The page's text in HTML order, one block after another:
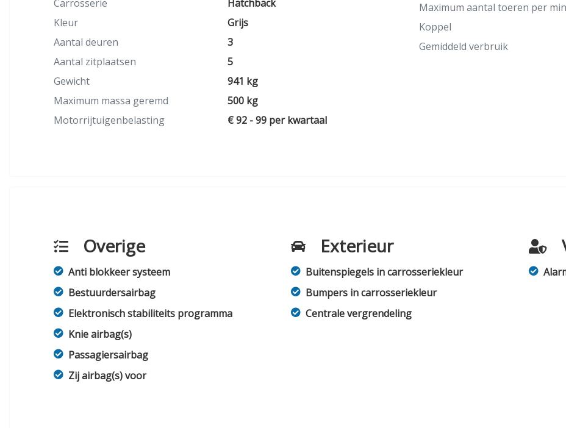
Carrosserie
Hatchback
Kleur
Grijs
Aantal deuren
3
Aantal zitplaatsen
5
Gewicht
941 kg
Maximum massa geremd
500 kg
Motorrijtuigenbelasting
€ 92 - 99 per kwartaal
Maximum aantal toeren per
Koppel
Gemiddeld verbruik
Overige
Anti blokkeer systeem
Bestuurdersairbag
Elektronisch stabiliteits programma
Knie airbag(s)
Passagiersairbag
Zij airbag(s) voor
Exterieur
Buitenspiegels in carrosseriekleur
Bumpers in carrosseriekleur
Centrale vergrendeling